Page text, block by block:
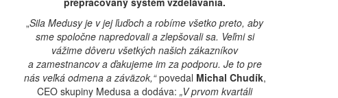
„Sila Medusy je v jej ľuďoch a robíme všetko preto, aby
sme spoločne napredovali a zlepšovali sa. Veľmi si
vážime dôveru všetkých našich zákazníkov
a zamestnancov a ďakujeme im za podporu. Je to pre
nás veľká odmena a záväzok,“povedal Michal Chudík,
CEO skupiny Medusa a dodáva: „V prvom kvartáli